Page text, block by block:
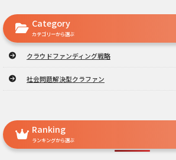
Category
カテゴリーから選ぶ
クラウドファンディング戦略
社会問題解決型クラファン
Ranking
ランキングから選ぶ